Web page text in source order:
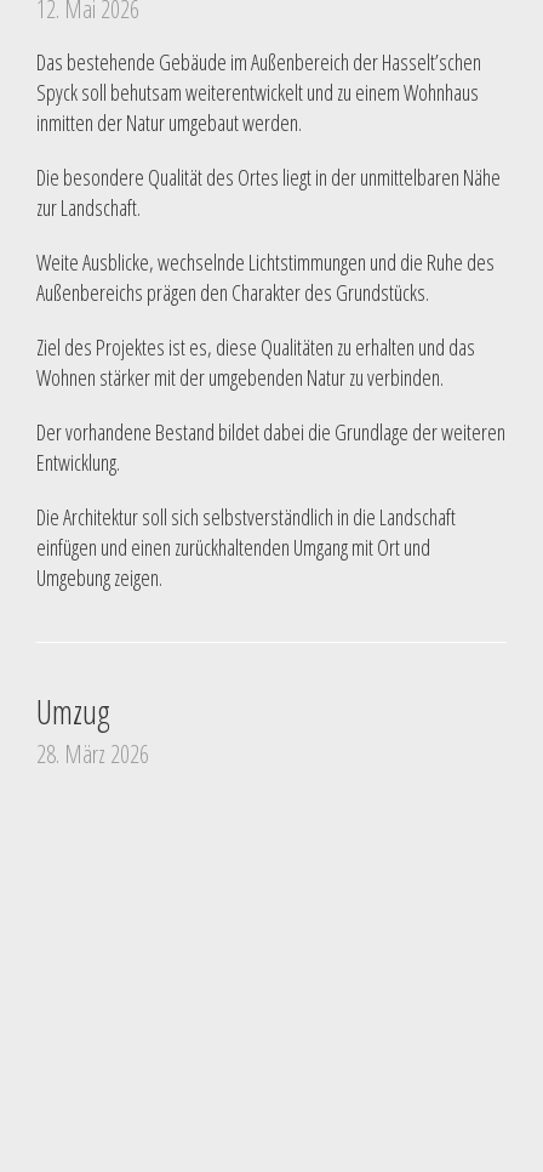
12. Mai 2026
Das bestehende Gebäude im Außenbereich der Hasselt’schen
Spyck soll behutsam weiterentwickelt und zu einem Wohnhaus
inmitten der Natur umgebaut werden.
Die besondere Qualität des Ortes liegt in der unmittelbaren Nähe
zur Landschaft.
Weite Ausblicke, wechselnde Lichtstimmungen und die Ruhe des
Außenbereichs prägen den Charakter des Grundstücks.
Ziel des Projektes ist es, diese Qualitäten zu erhalten und das
Wohnen stärker mit der umgebenden Natur zu verbinden.
Der vorhandene Bestand bildet dabei die Grundlage der weiteren
Entwicklung.
Die Architektur soll sich selbstverständlich in die Landschaft
einfügen und einen zurückhaltenden Umgang mit Ort und
Umgebung zeigen.
Umzug
28. März 2026